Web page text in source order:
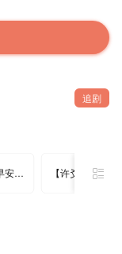
追剧
【许宵-早安福利】 【许爻-早安福利】